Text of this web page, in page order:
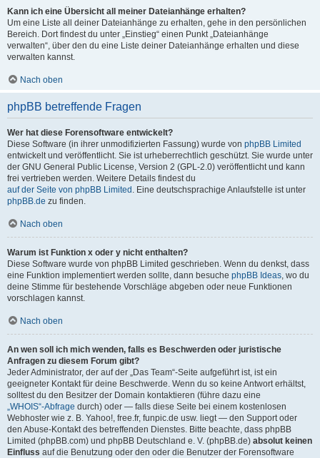
Kann ich eine Übersicht all meiner Dateianhänge erhalten?
Um eine Liste all deiner Dateianhänge zu erhalten, gehe in den persönlichen
Bereich. Dort findest du unter „Einstieg“ einen Punkt „Dateianhänge
verwalten“, über den du eine Liste deiner Dateianhänge erhalten und diese
verwalten kannst.
Nach oben
phpBB betreffende Fragen
Wer hat diese Forensoftware entwickelt?
Diese Software (in ihrer unmodifizierten Fassung) wurde von phpBB Limited
entwickelt und veröffentlicht. Sie ist urheberrechtlich geschützt. Sie wurde unter
der GNU General Public License, Version 2 (GPL-2.0) veröffentlicht und kann
frei vertrieben werden. Weitere Details findest du
auf der Seite von phpBB Limited . Eine deutschsprachige Anlaufstelle ist unter
phpBB.de zu finden.
Nach oben
Warum ist Funktion x oder y nicht enthalten?
Diese Software wurde von phpBB Limited geschrieben. Wenn du denkst, dass
eine Funktion implementiert werden sollte, dann besuche phpBB Ideas, wo du
deine Stimme für bestehende Vorschläge abgeben oder neue Funktionen
vorschlagen kannst.
Nach oben
An wen soll ich mich wenden, falls es Beschwerden oder juristische
Anfragen zu diesem Forum gibt?
Jeder Administrator, der auf der „Das Team“-Seite aufgeführt ist, ist ein
geeigneter Kontakt für deine Beschwerde. Wenn du so keine Antwort erhältst,
solltest du den Besitzer der Domain kontaktieren (führe dazu eine
„WHOIS“-Abfrage durch) oder — falls diese Seite bei einem kostenlosen
Webhoster wie z. B. Yahoo!, free.fr, funpic.de usw. liegt — den Support oder
den Abuse-Kontakt des betreffenden Dienstes. Bitte beachte, dass phpBB
Limited (phpBB.com) und phpBB Deutschland e. V. (phpBB.de) absolut keinen
Einfluss auf die Benutzung oder den oder die Benutzer der Forensoftware